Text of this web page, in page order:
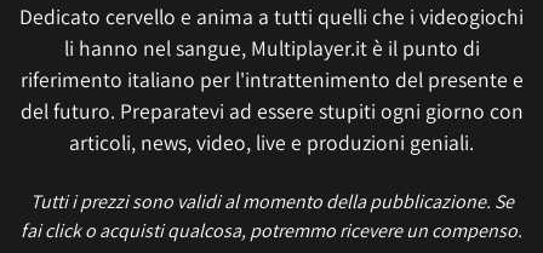
Dedicato cervello e anima a tutti quelli che i videogiochi
li hanno nel sangue, Multiplayer.it è il punto di
riferimento italiano per l'intrattenimento del presente e
del futuro. Preparatevi ad essere stupiti ogni giorno con
articoli, news, video, live e produzioni geniali.
Tutti i prezzi sono validi al momento della pubblicazione. Se
fai click o acquisti qualcosa, potremmo ricevere un compenso.